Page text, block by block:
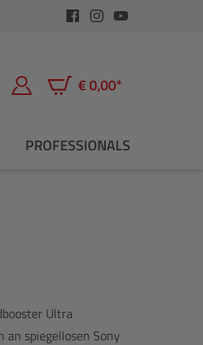
€ 0,00*
Warenkorb enthält 0
PROFESSIONALS
Ultra
spiegellosen Sony